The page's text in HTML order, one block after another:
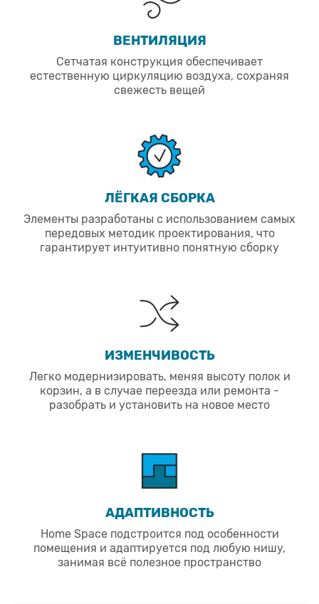
ВЕНТИЛЯЦИЯ
Сетчатая конструкция обеспечивает
естественную циркуляцию воздуха, сохраняя
свежесть вещей
ЛЁГКАЯ СБОРКА
Элементы разработаны с использованием самых
передовых методик проектирования, что
гарантирует интуитивно понятную сборку
ИЗМЕНЧИВОСТЬ
Легко модернизировать, меняя высоту полок и
корзин, а в случае переезда или ремонта -
разобрать и установить на новое место
АДАПТИВНОСТЬ
Home Space подстроится под особенности
помещения и адаптируется под любую нишу,
занимая всё полезное пространство